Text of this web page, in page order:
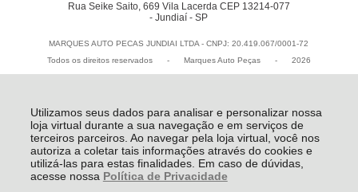
Utilizamos seus dados para analisar e personalizar nossa
loja virtual durante a sua navegação e em serviços de
terceiros parceiros. Ao navegar pela loja virtual, você nos
autoriza a coletar tais informações através do cookies e
utilizá-las para estas finalidades. Em caso de dúvidas,
acesse nossa Política de Privacidade
Rua Seike Saito, 669 Vila Lacerda CEP 13214-077
- Jundiaí - SP
MARQUES AUTO PECAS JUNDIAI LTDA - CNPJ: 20.419.067/0001-72
Todos os direitos reservados
- Marques Auto Peças - 2026